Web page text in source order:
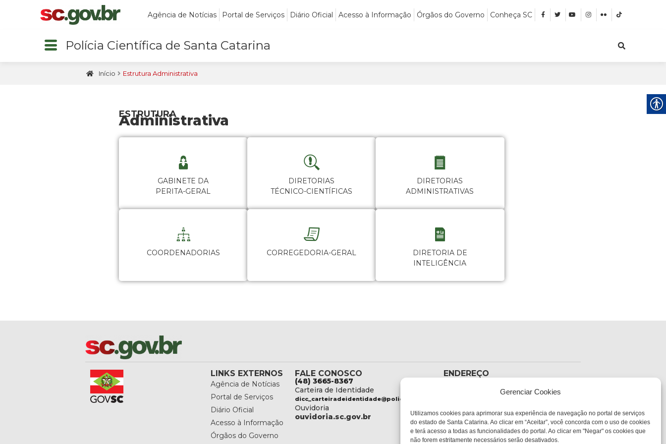
Gerenciar Cookies
Utilizamos cookies para aprimorar sua experiência de navegação no portal de serviços
do estado de Santa Catarina. Ao clicar em “Aceitar”, você concorda com o uso de cookies
e terá acesso a todas as funcionalidades do portal. Ao clicar em "Negar" os cookies que
não forem estritamente necessários serão desativados.
Agência de Notícias Portal de Serviços Diário Oficial Acesso à Informação Órgãos do Governo Conheça SC
Polícia Científica de Santa Catarina
Início Estrutura Administrativa
ESTRUTURA
Administrativa
GABINETE DA
PERITA-GERAL
DIRETORIAS
TÉCNICO-CIENTÍFICAS
DIRETORIAS
ADMINISTRATIVAS
COORDENADORIAS CORREGEDORIA-GERAL
DIRETORIA DE
INTELIGÊNCIA
LINKS EXTERNOS
Agência de Notícias
Portal de Serviços
Diário Oficial
Acesso à Informação
Órgãos do Governo
FALE CONOSCO
(48) 3665-8367
Carteira de Identidade
dicc_carteiradeidentidade@policiacientifica.sc.gov.br
Ouvidoria
ouvidoria.sc.gov.br
ENDEREÇO
Av. Governador Ivo
Capoeiras, Florianópolis,
SC
CEP:
88085-000